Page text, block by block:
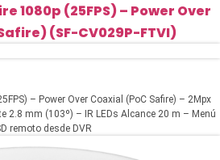
1080p (25FPS) – Power Over
(SF-CV029P-FTVI)
– Power Over Coaxial (PoC Safire) – 2Mpx
2.8 mm (103º) – IR LEDs Alcance 20 m – Menú
remoto desde DVR